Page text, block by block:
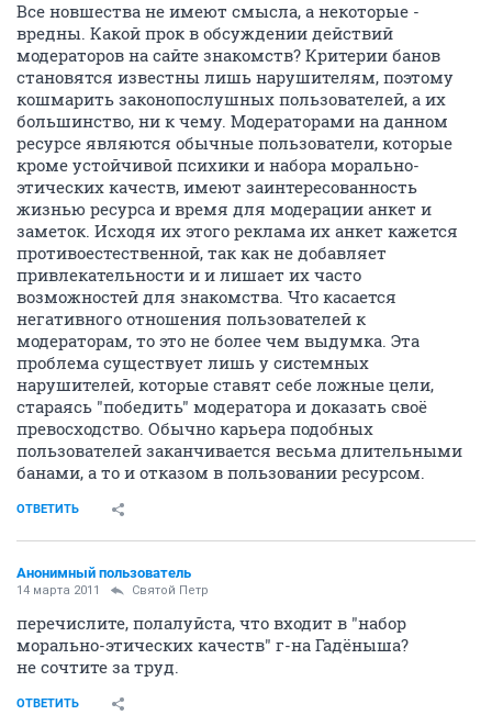
Все новшества не имеют смысла, а некоторые -
вредны. Какой прок в обсуждении действий
модераторов на сайте знакомств? Критерии банов
становятся известны лишь нарушителям, поэтому
кошмарить законопослушных пользователей, а их
большинство, ни к чему. Модераторами на данном
ресурсе являются обычные пользователи, которые
кроме устойчивой психики и набора морально-
этических качеств, имеют заинтересованность
жизнью ресурса и время для модерации анкет и
заметок. Исходя их этого реклама их анкет кажется
противоестественной, так как не добавляет
привлекательности и и лишает их часто
возможностей для знакомства. Что касается
негативного отношения пользователей к
модераторам, то это не более чем выдумка. Эта
проблема существует лишь у системных
нарушителей, которые ставят себе ложные цели,
стараясь "победить" модератора и доказать своё
превосходство. Обычно карьера подобных
пользователей заканчивается весьма длительными
банами, а то и отказом в пользовании ресурсом.
ОТВЕТИТЬ
Анонимный пользователь
14 марта 2011 Святой Петр
перечислите, полалуйста, что входит в "набор
морально-этических качеств" г-на Гадёныша?
не сочтите за труд.
ОТВЕТИТЬ